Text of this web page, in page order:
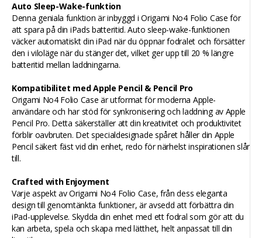
Auto Sleep-Wake-funktion
Denna geniala funktion är inbyggd i Origami No4 Folio Case för
att spara på din iPads batteritid. Auto sleep-wake-funktionen
väcker automatiskt din iPad när du öppnar fodralet och försätter
den i viloläge när du stänger det, vilket ger upp till 20 % längre
batteritid mellan laddningarna.
Kompatibilitet med Apple Pencil & Pencil Pro
Origami No4 Folio Case är utformat för moderna Apple-
användare och har stöd för synkronisering och laddning av Apple
Pencil Pro. Detta säkerställer att din kreativitet och produktivitet
förblir oavbruten. Det specialdesignade spåret håller din Apple
Pencil säkert fäst vid din enhet, redo för närhelst inspirationen slår
till.
Crafted with Enjoyment
Varje aspekt av Origami No4 Folio Case, från dess eleganta
design till genomtänkta funktioner, är avsedd att förbättra din
iPad-upplevelse. Skydda din enhet med ett fodral som gör att du
kan arbeta, spela och skapa med lätthet, helt anpassat till din